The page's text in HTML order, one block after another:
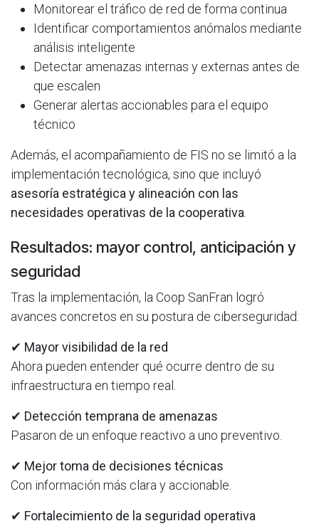
Monitorear el tráfico de red de forma continua
Identificar comportamientos anómalos mediante
análisis inteligente
Detectar amenazas internas y externas antes de
que escalen
Generar alertas accionables para el equipo
técnico
Además, el acompañamiento de FIS no se limitó a la
implementación tecnológica, sino que incluyó
asesoría estratégica y alineación con las
necesidades operativas de la cooperativa
Resultados: mayor control, anticipación y
seguridad
Tras la implementación, la Coop SanFran logró
avances concretos en su postura de ciberseguridad:
✔ Mayor visibilidad de la red
Ahora pueden entender qué ocurre dentro de su
infraestructura en tiempo real.
✔ Detección temprana de amenazas
Pasaron de un enfoque reactivo a uno preventivo.
✔ Mejor toma de decisiones técnicas
Con información más clara y accionable.
✔ Fortalecimiento de la seguridad operativa